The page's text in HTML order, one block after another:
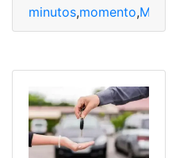
minutos,momento,Móvil